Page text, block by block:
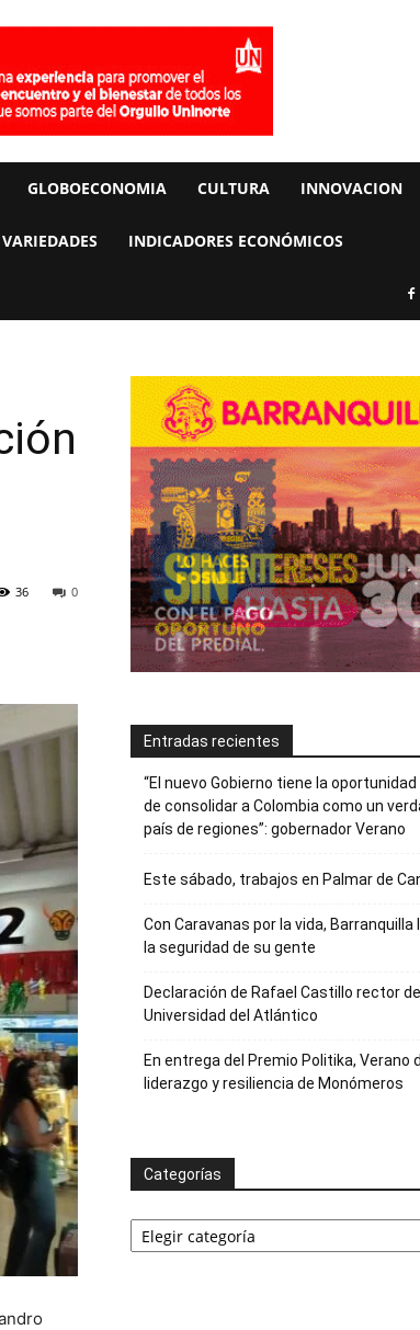
GLOBOECONOMIA CULTURA INNOVACION
VARIEDADES INDICADORES ECONÓMICOS
0
36
Entradas recientes
“El nuevo Gobierno tiene la
de consolidar a Colombia como un
país de regiones”: gobernador Verano
Este sábado, trabajos en Palmar de
Con Caravanas por la vida, Barranquilla
la seguridad de su gente
Declaración de Rafael Castillo rector
Universidad del Atlántico
En entrega del Premio Politika, Verano
liderazgo y resiliencia de Monómeros
Categorías
Categorías